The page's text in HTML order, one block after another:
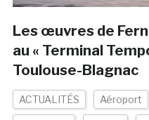
Les œuvres de
au « Terminal
Toulouse-Blagnac
ACTUALITÉS Aéroport